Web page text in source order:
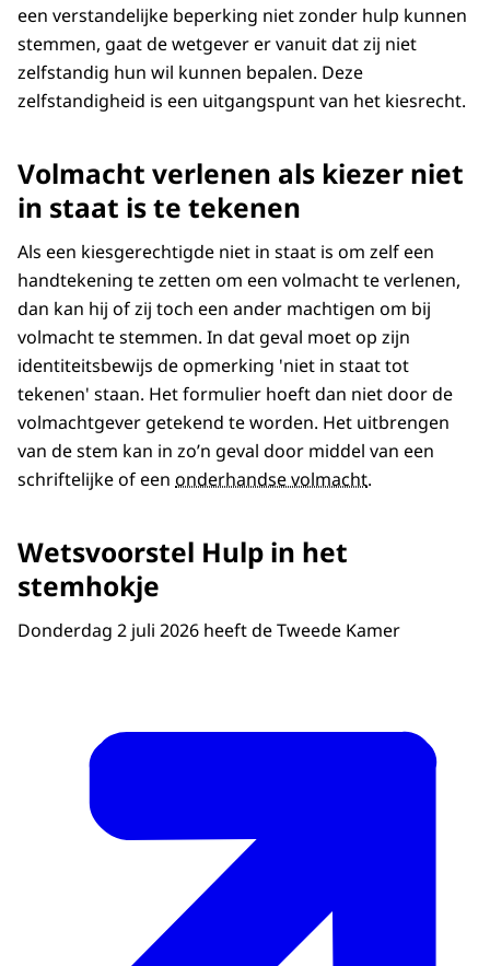
een verstandelijke beperking niet zonder hulp kunnen
stemmen, gaat de wetgever er vanuit dat zij niet
zelfstandig hun wil kunnen bepalen. Deze
zelfstandigheid is een uitgangspunt van het kiesrecht.
Volmacht verlenen als kiezer niet
in staat is te tekenen
Als een kiesgerechtigde niet in staat is om zelf een
handtekening te zetten om een volmacht te verlenen,
dan kan hij of zij toch een ander machtigen om bij
volmacht te stemmen. In dat geval moet op zijn
identiteitsbewijs de opmerking 'niet in staat tot
tekenen' staan. Het formulier hoeft dan niet door de
volmachtgever getekend te worden. Het uitbrengen
van de stem kan in zo’n geval door middel van een
schriftelijke of een onderhandse volmacht.
Wetsvoorstel Hulp in het
stemhokje
Donderdag 2 juli 2026 heeft de Tweede Kamer